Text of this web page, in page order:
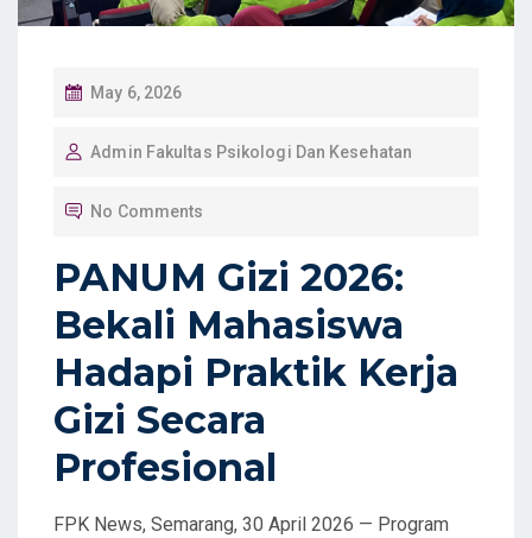
P
S
O
N
May 6, 2026
Admin Fakultas Psikologi Dan Kesehatan
No Comments
PANUM Gizi 2026:
Bekali Mahasiswa
Hadapi Praktik Kerja
Gizi Secara
Profesional
FPK News, Semarang, 30 April 2026 — Program